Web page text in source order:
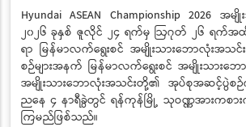
Hyundai ASEAN Championship 2026 အမ
၂၀၂၆ ခုနှစ် ဇူလိုင် ၂၄ ရက်မှ ဩဂုတ် ၂၆ ရက်အထိ
ရာ မြန်မာလက်ရွေးစင် အမျိုးသားဘောလုံးအသ
စဉ်များအနက် မြန်မာလက်ရွေးစင် အမျိုးသား
အမျိုးသားဘောလုံးအသင်းတို့၏ အုပ်စုအဆင့်
ညနေ ၄ နာရီခွဲတွင် ရန်ကုန်မြို့ သုဝဏ္ဏအားကစား
ကြမည်ဖြစ်သည်။